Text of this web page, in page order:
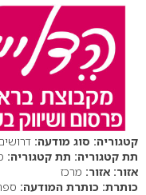
סוג מודעה:
תת קטגוריה:
אזור: מרכז
כותרת המודעה: